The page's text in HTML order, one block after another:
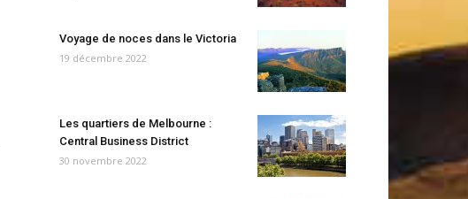
Voyage de noces dans le Victoria
19 décembre 2022
Les quartiers de Melbourne :
Central Business District
30 novembre 2022